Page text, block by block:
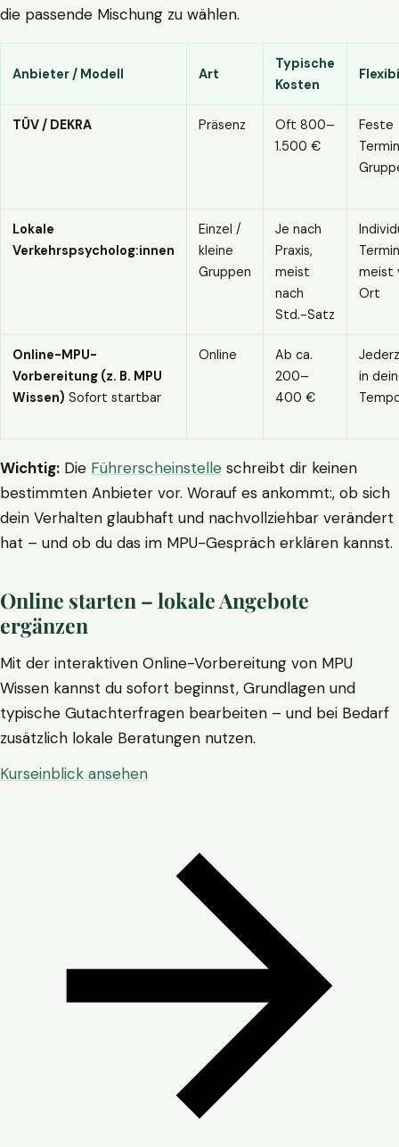
die passende Mischung zu wählen.
Anbieter / Modell Art
Typische
Kosten
TÜV / DEKRA Präsenz
Oft 800–
1.500 €
Feste
Lokale
Verkehrspsycholog:innen
Einzel /
kleine
Gruppen
Je nach
Praxis,
meist
nach
Std.-Satz
meist
Ort
Online-MPU-
Vorbereitung (z. B. MPU
Wissen) Sofort startbar
Online
Ab ca.
200–
400 €
in
Wichtig: Die Führerscheinstelle schreibt dir keinen
bestimmten Anbieter vor. Worauf es ankommt:, ob sich
dein Verhalten glaubhaft und nachvollziehbar verändert
hat – und ob du das im MPU-Gespräch erklären kannst.
Online starten – lokale Angebote
ergänzen
Mit der interaktiven Online-Vorbereitung von MPU
Wissen kannst du sofort beginnst, Grundlagen und
typische Gutachterfragen bearbeiten – und bei Bedarf
zusätzlich lokale Beratungen nutzen.
Kurseinblick ansehen